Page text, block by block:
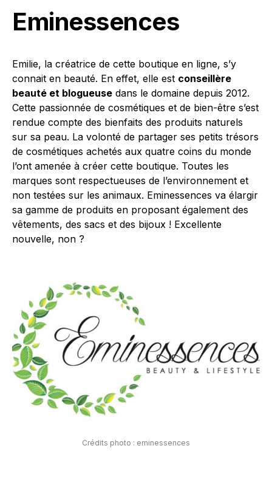
Eminessences
Emilie, la créatrice de cette boutique en ligne, s’y
connait en beauté. En effet, elle est conseillère
beauté et blogueuse dans le domaine depuis 2012.
Cette passionnée de cosmétiques et de bien-être s’est
rendue compte des bienfaits des produits naturels
sur sa peau. La volonté de partager ses petits trésors
de cosmétiques achetés aux quatre coins du monde
l’ont amenée à créer cette boutique. Toutes les
marques sont respectueuses de l’environnement et
non testées sur les animaux. Eminessences va élargir
sa gamme de produits en proposant également des
vêtements, des sacs et des bijoux ! Excellente
nouvelle, non ?
Crédits photo : eminessences